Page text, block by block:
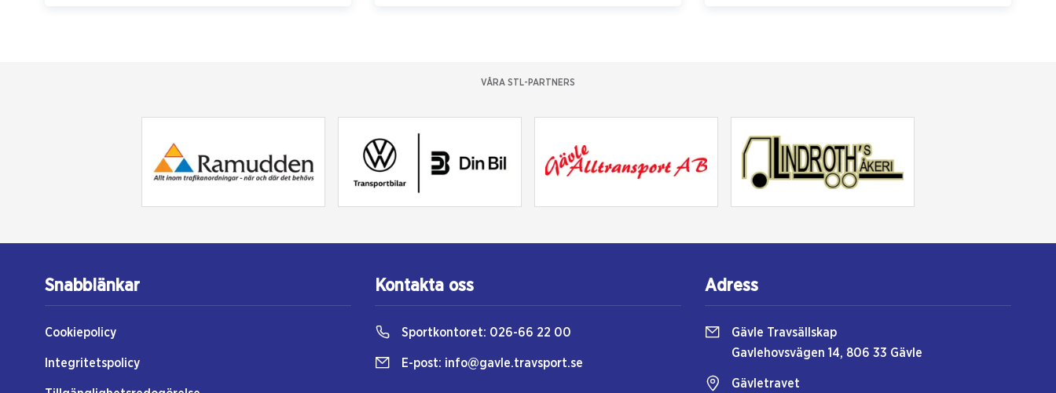
VÅRA STL-PARTNERS
Snabblänkar
Cookiepolicy
Integritetspolicy
Kontakta oss
Sportkontoret: 026-66 22 00
E-post: info@gavle.travsport.se
Adress
Gävle Travsällskap
Gavlehovsvägen 14, 806 33 Gävle
Gävletravet